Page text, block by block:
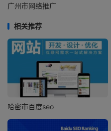
广州市网络推广
相关推荐
哈密市百度seo